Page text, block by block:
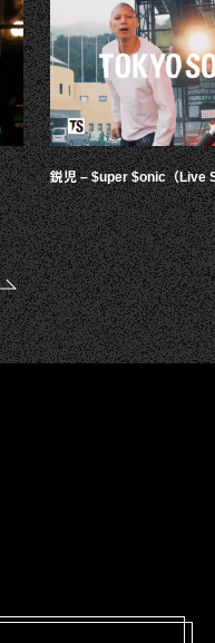
鋭児 – $uper $onic（Live